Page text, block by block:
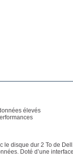
élevés
disque dur 2 To de
Doté d’une